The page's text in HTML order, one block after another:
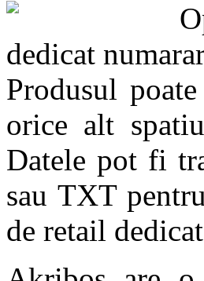
dedicat
Produsul
orice alt
Datele pot fi
sau TXT
de retail